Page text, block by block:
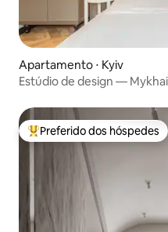
Apartamento ⋅ Kyiv
Estúdio de design —
Entre os melhores
Preferido dos hóspedes